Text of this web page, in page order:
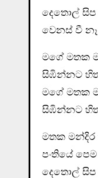
දෙතොල් සිප
වෙනස් වී නෑ
මගේ මතක
සිඹින්නට
මගේ මතක
සිඹින්නට
මතක මන්දිර
පංතියේ
දෙතොල් සිප